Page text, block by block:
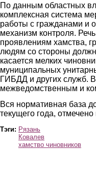
По данным областных
комплексная система
работы с гражданами и
механизм контроля.
проявлениям хамства,
людям со стороны
касается мелких
муниципальных
ГИБДД и других служб.
межведомственным и
Вся нормативная база
текущего года, отмечено
Тэги: Рязань
Ковалев
хамство чиновников